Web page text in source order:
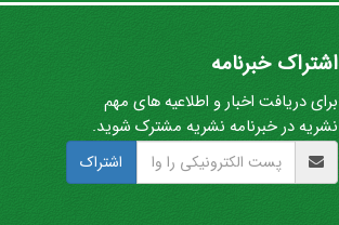
اشتراک خبرنامه
برای دریافت اخبار و اطلاعیه های مهم
نشریه در خبرنامه نشریه مشترک شوید.
اشتراک